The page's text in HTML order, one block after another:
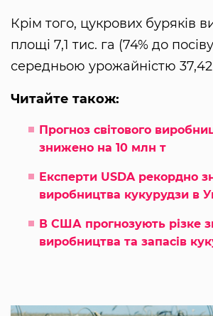
Крім того, цукрових буряків
площі 7,1 тис. га (74% до
середньою урожайністю 37,42
Читайте також:
Прогноз світового
знижено на 10 млн т
Експерти USDA рекордно
виробництва кукурудзи в
В США прогнозують різке
виробництва та запасів